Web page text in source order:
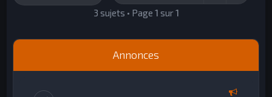
e
3 sujets • Page 1 sur1
Annonces